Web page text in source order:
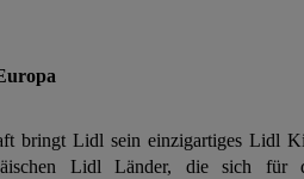
bringt Lidl sein einzigartiges Lidl
Lidl Länder, die sich für